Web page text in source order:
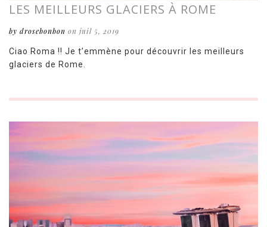
LES MEILLEURS GLACIERS À ROME
by drosebonbon on juil 5, 2019
Ciao Roma !! Je t’emmène pour découvrir les meilleurs
glaciers de Rome.